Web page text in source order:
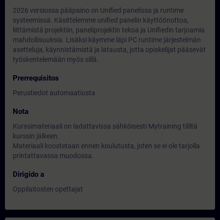
2026 versiossa pääpaino on Unified panelissa ja runtime
systeemissä. Käsittelemme unified panelin käyttöönottoa,
liittämistä projektiin, paneliprojektin tekoa ja Unifiedin tarjoamia
mahdollisuuksia. Lisäksi käymme läpi PC runtime järjestelmän
asetteluja, käynnistämistä ja latausta, jotta opiskelijat pääsevät
työskentelemään myös sillä.
Prerrequisitos
Perustiedot automaatiosta
Nota
Kurssimateriaali on ladattavissa sähköisesti Mytraining tililtä
kurssin jälkeen.
Materiaali koostetaan ennen koulutusta, joten se ei ole tarjolla
printattavassa muodossa.
Dirigido a
Oppilaitosten opettajat